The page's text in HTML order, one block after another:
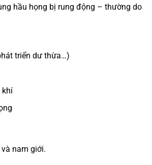
hầu họng bị rung động – thường do
triển dư thừa…)
khí
nam giới.